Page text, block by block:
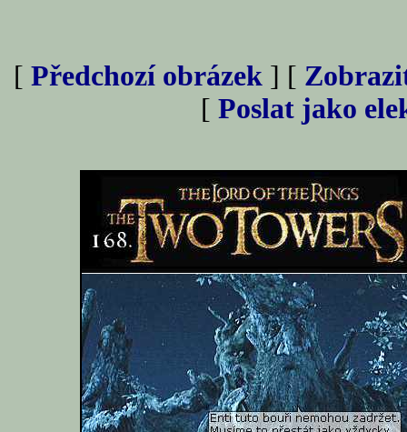
[ Předchozí obrázek ] [
[ Poslat jako